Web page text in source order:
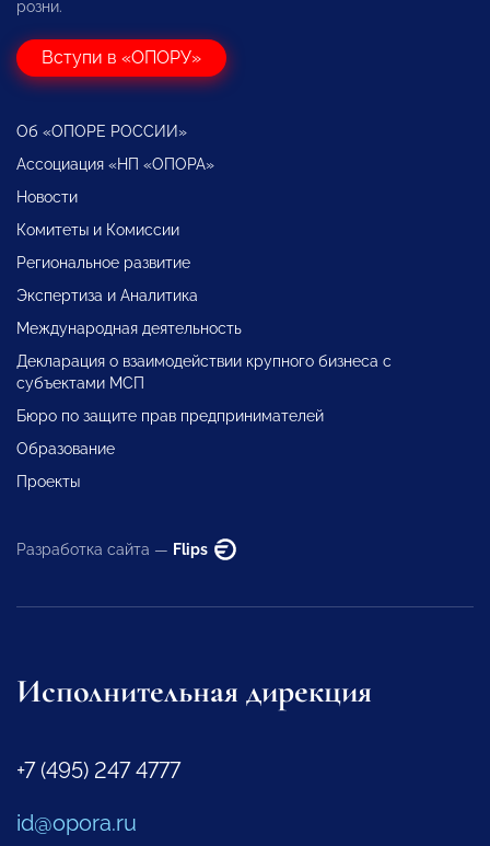
розни.
Вступи в «ОПОРУ»
Об «ОПОРЕ РОССИИ»
Ассоциация «НП «ОПОРА»
Новости
Комитеты и Комиссии
Региональное развитие
Экспертиза и Аналитика
Международная деятельность
Декларация о взаимодействии крупного бизнеса с
субъектами МСП
Бюро по защите прав предпринимателей
Образование
Проекты
Разработка сайта — Flips
Исполнительная дирекция
+7 (495) 247 4777
id@opora.ru